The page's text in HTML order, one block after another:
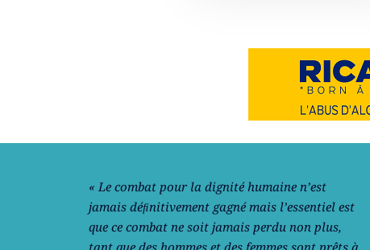
Notre philosophie
« Le combat pour la dignité humaine n’est
jamais déﬁnitivement gagné mais l’essentiel est
que ce combat ne soit jamais perdu non plus,
tant que des hommes et des femmes sont prêts à